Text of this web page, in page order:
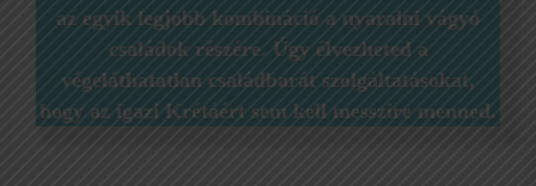
az egyik legjobb kombináció a nyaralni vágyó
családok részére. Úgy élvezheted a
végeláthatatlan családbarát szolgáltatásokat,
hogy az igazi Krétáért sem kell messzire menned.